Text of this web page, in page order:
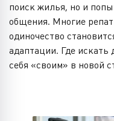
поиск жилья, но и
общения. Многие
одиночество
адаптации. Где искать
себя «своим» в новой